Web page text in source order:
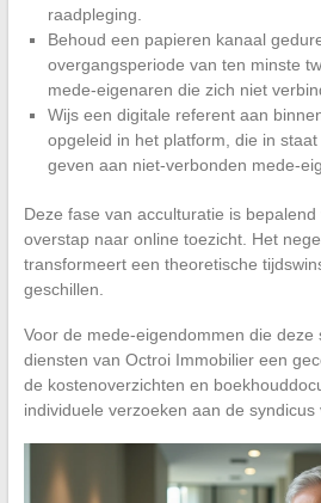
raadpleging.
Behoud een papieren kanaal
overgangsperiode van ten minste
mede-eigenaren die zich niet
Wijs een digitale referent aan
opgeleid in het platform, die in
geven aan niet-verbonden mede-
Deze fase van acculturatie is
overstap naar online toezicht. Het
transformeert een theoretische
geschillen.
Voor de mede-eigendommen die deze
diensten van Octroi Immobilier een
de kostenoverzichten en
individuele verzoeken aan de syndicus